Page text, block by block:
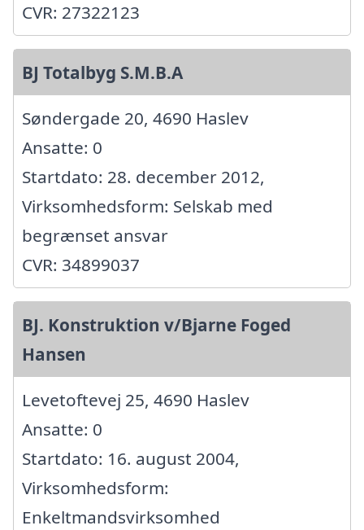
CVR: 27322123
BJ Totalbyg S.M.B.A
Søndergade 20, 4690 Haslev
Ansatte: 0
Startdato: 28. december 2012,
Virksomhedsform: Selskab med
begrænset ansvar
CVR: 34899037
BJ. Konstruktion v/Bjarne Foged
Hansen
Levetoftevej 25, 4690 Haslev
Ansatte: 0
Startdato: 16. august 2004,
Virksomhedsform:
Enkeltmandsvirksomhed